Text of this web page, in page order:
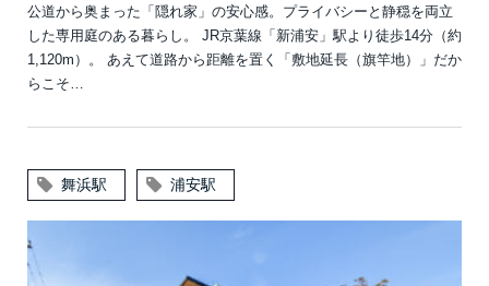
公道から奥まった「隠れ家」の安心感。プライバシーと静穏を両立
した専用庭のある暮らし。 JR京葉線「新浦安」駅より徒歩14分（約
1,120m）。 あえて道路から距離を置く「敷地延長（旗竿地）」だか
らこそ…
舞浜駅 浦安駅